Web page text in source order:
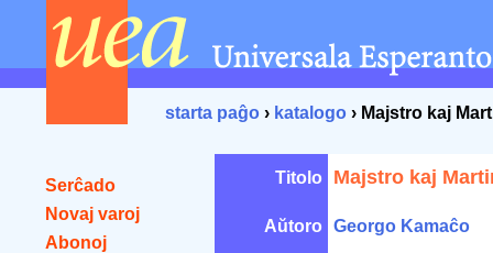
starta paĝo › katalogo › Majstro kaj
Serĉado
Novaj varoj
Abonoj
Titolo Majstro kaj
Aŭtoro Georgo Kamaĉo